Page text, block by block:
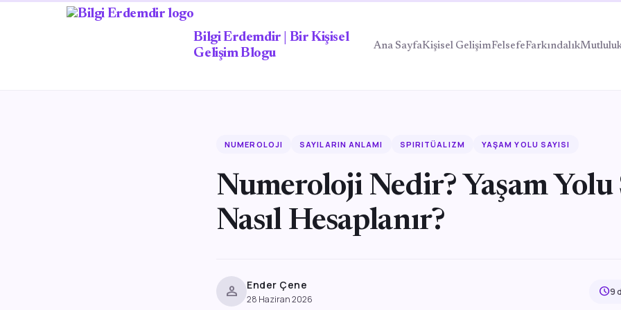
Bilgi Erdemdir | Bir Kişisel
Gelişim Blogu
Ana SayfaKişisel GelişimFelsefeFarkındalık
NUMEROLOJI SAYILARIN ANLAMI SPIRITÜALIZM YAŞAM YOLU SAYISI
Numeroloji Nedir? Yaşam Yolu
Nasıl Hesaplanır?
person Ender Çene
28 Haziran 2026
schedule9